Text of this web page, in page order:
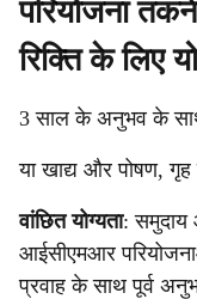
परियोजना
रिक्ति के लिए
3 साल के अनुभव के साथ
या खाद्य और पोषण, गृह
वांछित योग्यता: समुदाय
आईसीएमआर
प्रवाह के साथ पूर्व